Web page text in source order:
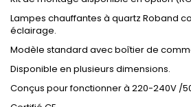
Lampes chauffantes à quartz Roband
éclairage.
Modèle standard avec boîtier de
Disponible en plusieurs dimensions.
Conçus pour fonctionner à 220-240V /